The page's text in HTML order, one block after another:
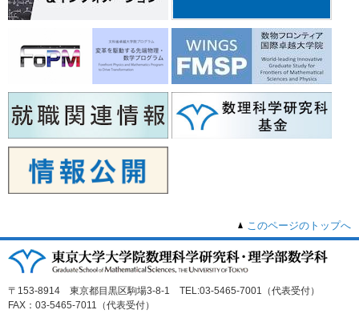
このページのトップへ
〒153-8914 東京都目黒区駒場3-8-1 TEL:03-5465-7001（代表受付）
FAX：03-5465-7011（代表受付）